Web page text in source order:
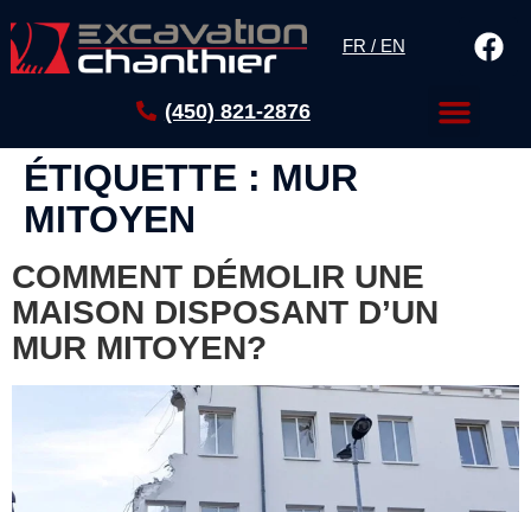
FR / EN
(450) 821-2876
ÉTIQUETTE : MUR
MITOYEN
COMMENT DÉMOLIR UNE
MAISON DISPOSANT D’UN
MUR MITOYEN?